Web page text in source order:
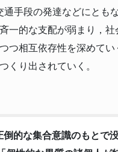
手段の発達などにとも
一的な支配が弱まり，
つ相互依存性を深めて
くり出されていく。
的な集合意識のもとで